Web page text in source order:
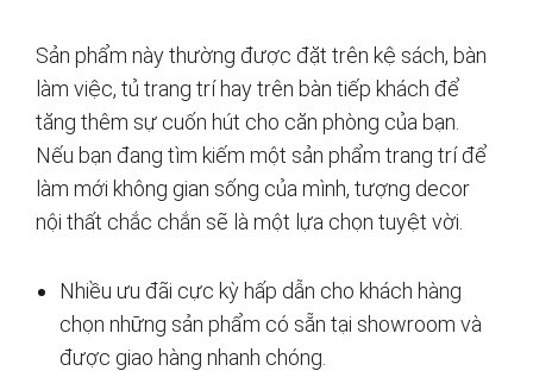
Sản phẩm này thường được đặt trên kệ sách, bàn
làm việc, tủ trang trí hay trên bàn tiếp khách để
tăng thêm sự cuốn hút cho căn phòng của bạn.
Nếu bạn đang tìm kiếm một sản phẩm trang trí để
làm mới không gian sống của mình, tượng decor
nội thất chắc chắn sẽ là một lựa chọn tuyệt vời.
Nhiều ưu đãi cực kỳ hấp dẫn cho khách hàng
chọn những sản phẩm có sẵn tại showroom và
được giao hàng nhanh chóng.